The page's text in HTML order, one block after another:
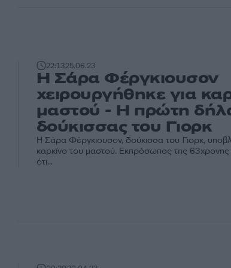
22:1325.06.23
Η Σάρα Φέργκιουσον
χειρουργήθηκε για
μαστού - Η πρώτη
δούκισσας του Γιορκ
Η Σάρα Φέργκιουσον, δούκισσα του Γιορκ,
καρκίνο του μαστού. Εκπρόσωπος της
ότι...